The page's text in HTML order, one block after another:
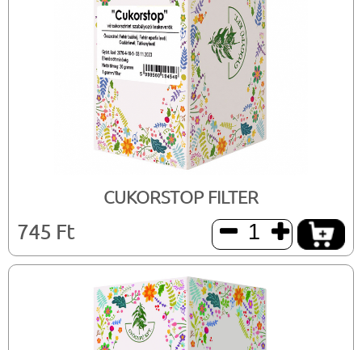
CUKORSTOP FILTER
745 Ft  